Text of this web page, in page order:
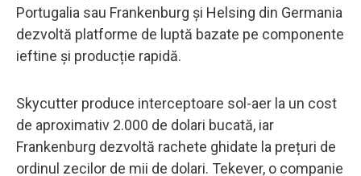
Portugalia sau Frankenburg și Helsing din Germania
dezvoltă platforme de luptă bazate pe componente
ieftine și producție rapidă.
Skycutter produce interceptoare sol-aer la un cost
de aproximativ 2.000 de dolari bucată, iar
Frankenburg dezvoltă rachete ghidate la prețuri de
ordinul zecilor de mii de dolari. Tekever, o companie